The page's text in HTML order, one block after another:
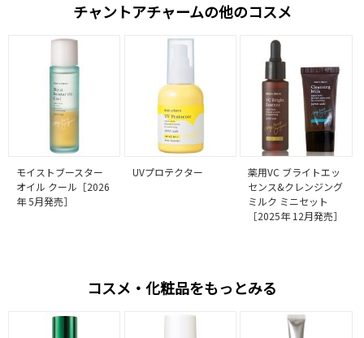
チャントアチャームの他のコスメ
モイストブースター
オイル クール［2026
年 5月発売］
UVプロテクター
薬用VC ブライトエッ
センス&クレンジング
ミルク ミニセット
［2025年 12月発売］
コスメ・化粧品をもっとみる